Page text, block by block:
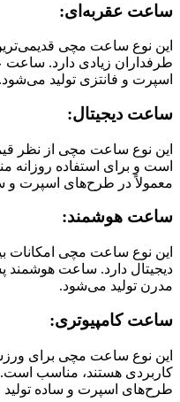
ساعت عقربه‌ای:
این نوع ساعت مچی
طرفداران زیادی دارد. ساعت
اسپرت و فانتزی تولید می‌شود.
ساعت دیجیتال:
این نوع ساعت مچی از نظر
است و برای استفاده
معمولاً در طرح‌های اسپرت و
ساعت هوشمند:
این نوع ساعت مچی
دیجیتال دارد. ساعت هوشمند
مدرن تولید می‌شود.
ساعت کامپیوتری:
این نوع ساعت مچی برای
کاربردی هستند، مناسب است.
طرح‌های اسپرت و ساده